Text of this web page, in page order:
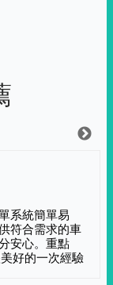
系統簡單易
符合需求的車
安心。重點
好的一次經驗